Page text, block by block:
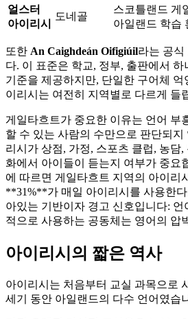
얼스터
아이리시
도네골
스코틀랜드 게
아일랜드 학습
또한 An Caighdeán Oifigiúil라는 공식
다. 이 표준은 학교, 정부, 출판에서
기준을 제공하지만, 단일한 구어체
이리시는 여전히 지역별로 다르게 들
게일타흐트가 중요한 이유는 언어 부
할 수 있는 사람의 수만으로 판단되지
리시가 상점, 가정, 스포츠 클럽, 농담,
화에서 아이들이 듣는지 여부가 중요
에 따르면 게일타흐트 지역의 아이리
**31%**가 매일 아이리시를 사용한
아있는 기반이자 경고 신호입니다:
적으로 사용하는 공동체는 영어의 압
아이리시의 짧은 역사
아이리시는 처음부터 교실 과목으로
세기 동안 아일랜드의 다수 언어였습